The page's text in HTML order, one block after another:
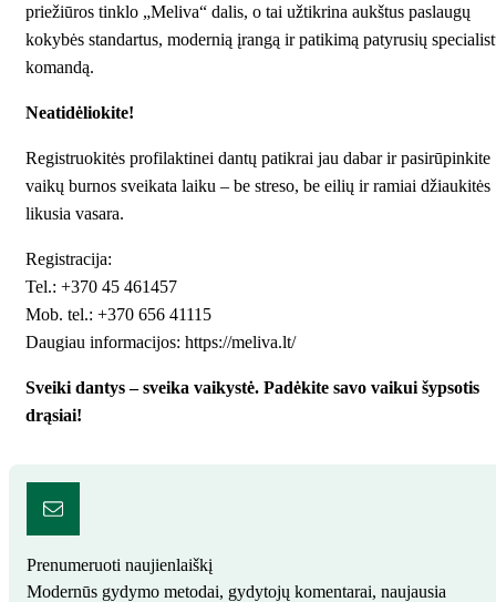
priežiūros tinklo „Meliva“ dalis, o tai užtikrina aukštus paslaugų
kokybės standartus, modernią įrangą ir patikimą patyrusių
komandą.
Neatidėliokite!
Registruokitės profilaktinei dantų patikrai jau dabar ir pasirūpinkite
vaikų burnos sveikata laiku – be streso, be eilių ir ramiai džiaukitės
likusia vasara.
Registracija:
Tel.: +370 45 461457
Mob. tel.: +370 656 41115
Daugiau informacijos: https://meliva.lt/
Sveiki dantys – sveika vaikystė. Padėkite savo vaikui šypsotis
drąsiai!
Prenumeruoti naujienlaiškį
Modernūs gydymo metodai, gydytojų komentarai, naujausia